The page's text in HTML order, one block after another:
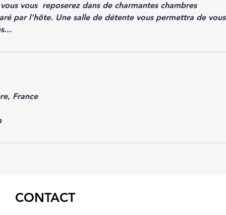
vous reposerez dans de charmantes chambres
par l'hôte. Une salle de détente vous permettra de vous
France
CONTACT